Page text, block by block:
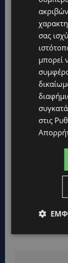
σας
μπορεί
στις